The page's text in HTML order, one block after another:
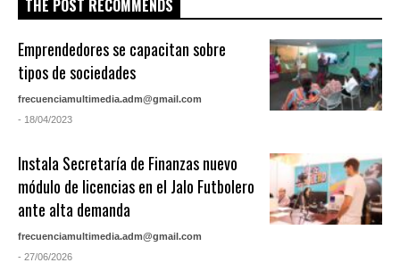
THE POST RECOMMENDS
Emprendedores se capacitan sobre
tipos de sociedades
frecuenciamultimedia.adm@gmail.com
- 18/04/2023
Instala Secretaría de Finanzas nuevo
módulo de licencias en el Jalo Futbolero
ante alta demanda
frecuenciamultimedia.adm@gmail.com
- 27/06/2026